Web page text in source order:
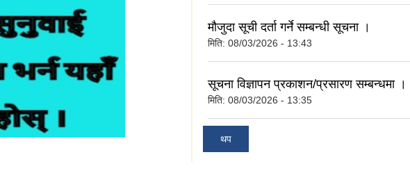
मौजुदा सूची दर्ता गर्ने सम्बन्धी सूचना ।
मिति: 08/03/2026 - 13:43
सूचना विज्ञापन प्रकाशन/प्रसारण सम्बन्धमा ।
मिति: 08/03/2026 - 13:35
थप